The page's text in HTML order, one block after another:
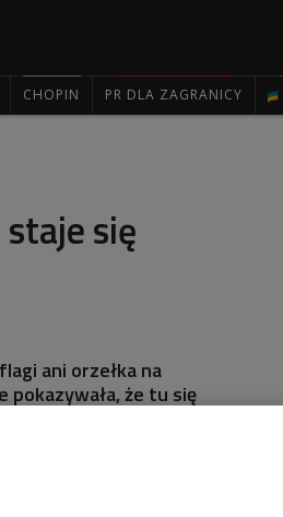
CHOPIN PR DLA ZAGRANICY
się
ani orzełka na
pokazywała, że tu się
to on kochał
Bogdana